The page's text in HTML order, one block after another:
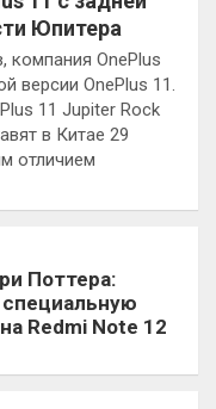
Юпитера
компания OnePlus
версии OnePlus 11.
11 Jupiter Rock
в Китае 29
отличием
Поттера:
Redmi Note 12